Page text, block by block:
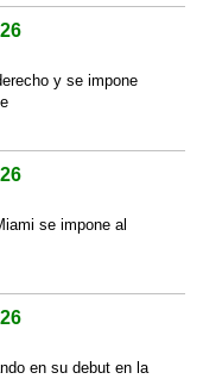
y se impone
se impone al
en su debut en la